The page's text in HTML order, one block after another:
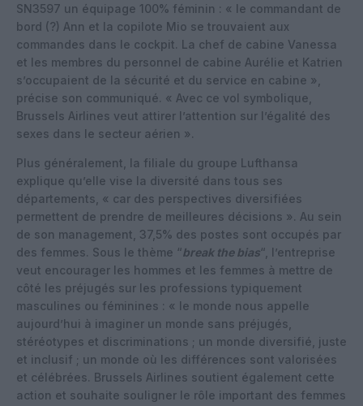
SN3597 un équipage 100% féminin : « le commandant de
bord (?) Ann et la copilote Mio se trouvaient aux
commandes dans le cockpit. La chef de cabine Vanessa
et les membres du personnel de cabine Aurélie et Katrien
s’occupaient de la sécurité et du service en cabine »,
précise son communiqué. « Avec ce vol symbolique,
Brussels Airlines veut attirer l’attention sur l’égalité des
sexes dans le secteur aérien ».
Plus généralement, la filiale du groupe Lufthansa
explique qu’elle vise la diversité dans tous ses
départements, « car des perspectives diversifiées
permettent de prendre de meilleures décisions ». Au sein
de son management, 37,5% des postes sont occupés par
des femmes. Sous le thème “break the bias“, l’entreprise
veut encourager les hommes et les femmes à mettre de
côté les préjugés sur les professions typiquement
masculines ou féminines : « le monde nous appelle
aujourd’hui à imaginer un monde sans préjugés,
stéréotypes et discriminations ; un monde diversifié, juste
et inclusif ; un monde où les différences sont valorisées
et célébrées. Brussels Airlines soutient également cette
action et souhaite souligner le rôle important des femmes